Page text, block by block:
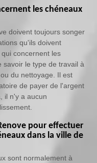
les chéneaux
doivent toujours songer
qu'ils doivent
concernent les
savoir le type de travail à
du nettoyage. Il est
de payer de l'argent
il n'y a aucun
pour effectuer
dans la ville de
sont normalement à